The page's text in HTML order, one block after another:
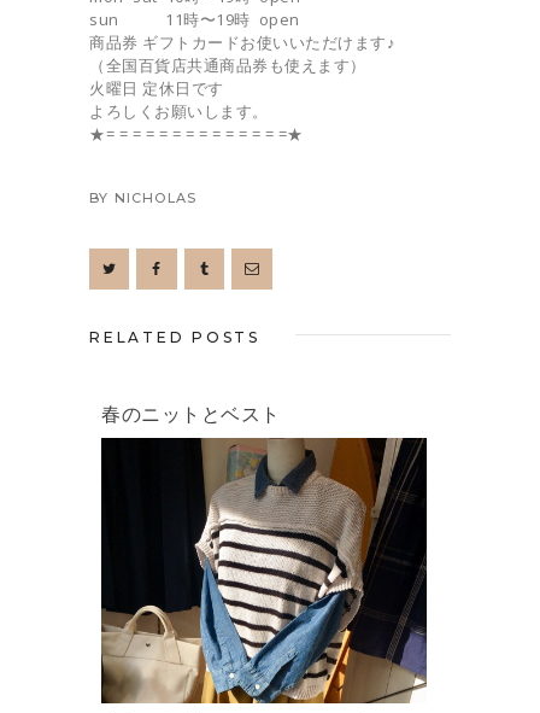
sun 11時〜19時 open
商品券 ギフトカードお使いいただけます♪
（全国百貨店共通商品券も使えます）
火曜日 定休日です
よろしくお願いします。
★= = = = = = = = = = = = = =★
BY NICHOLAS
RELATED POSTS
春のニットとベスト